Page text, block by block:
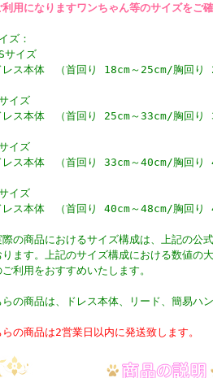
用になりますワンちゃん等のサイズをご
ズ：
サイズ
レス本体 （首回り 18cm～25cm/胸回り
イズ
レス本体 （首回り 25cm～33cm/胸回り
イズ
レス本体 （首回り 33cm～40cm/胸回り
イズ
レス本体 （首回り 40cm～48cm/胸回り
の商品におけるサイズ構成は、上記の公
ります。上記のサイズ構成における数値の
ご利用をおすすめいたします。
らの商品は、ドレス本体、リード、簡易ハ
らの商品は2営業日以内に発送致します。